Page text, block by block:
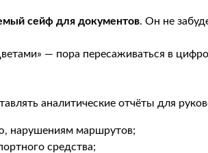
сейф для документов. Он не
— пора пересаживаться в
аналитические отчёты для
нарушениям маршрутов;
средства;